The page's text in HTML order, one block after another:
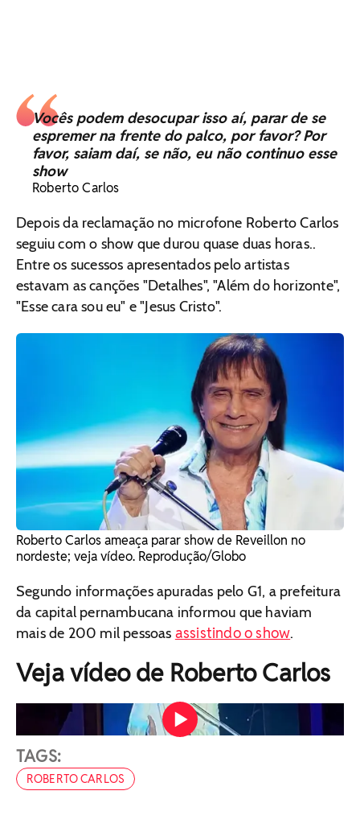
Vocês podem desocupar isso aí, parar de se
espremer na frente do palco, por favor? Por
favor, saiam daí, se não, eu não continuo esse
show
Roberto Carlos
Depois da reclamação no microfone Roberto Carlos
seguiu com o show que durou quase duas horas..
Entre os sucessos apresentados pelo artistas
estavam as canções "Detalhes", "Além do horizonte",
"Esse cara sou eu" e "Jesus Cristo".
Roberto Carlos ameaça parar show de Reveillon no
nordeste; veja vídeo. Reprodução/Globo
Segundo informações apuradas pelo G1, a prefeitura
da capital pernambucana informou que haviam
mais de 200 mil pessoas assistindo o show.
Veja vídeo de Roberto Carlos
Roberto Carlos ameaça parar show de Reveillon no
nordeste; veja vídeo Vídeo: Reprodução/Twitter
TAGS:
ROBERTO CARLOS